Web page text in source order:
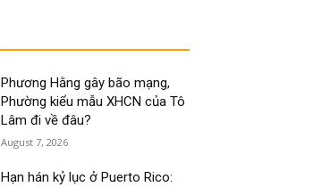
Phương Hằng gây bão mạng,
Phường kiểu mẫu XHCN của Tô
Lâm đi về đâu?
August 7, 2026
Hạn hán kỷ lục ở Puerto Rico: